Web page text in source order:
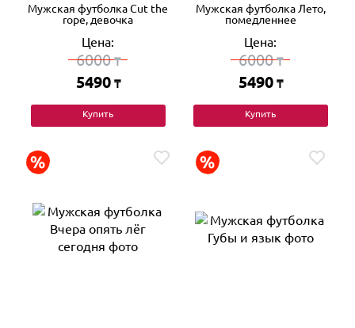
Мужская футболка Cut the
rope, девочка
Цена:
6000₸
5490 ₸
Купить
Мужская футболка Лето,
помедленнее
Цена:
6000₸
5490 ₸
Купить